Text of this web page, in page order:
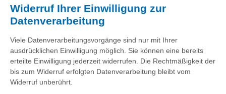
Widerruf Ihrer Einwilligung zur
Datenverarbeitung
Viele Datenverarbeitungsvorgänge sind nur mit Ihrer
ausdrücklichen Einwilligung möglich. Sie können eine bereits
erteilte Einwilligung jederzeit widerrufen. Die Rechtmäßigkeit der
bis zum Widerruf erfolgten Datenverarbeitung bleibt vom
Widerruf unberührt.